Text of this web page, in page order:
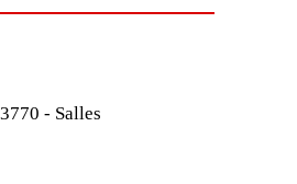
- Salles